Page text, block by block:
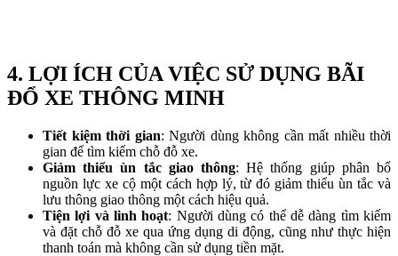
4. LỢI ÍCH CỦA VIỆC SỬ DỤNG BÃI
ĐỔ XE THÔNG MINH
Tiết kiệm thời gian: Người dùng không cần mất nhiều thời
gian để tìm kiếm chỗ đỗ xe.
Giảm thiểu ùn tắc giao thông: Hệ thống giúp phân bổ
nguồn lực xe cộ một cách hợp lý, từ đó giảm thiểu ùn tắc và
lưu thông giao thông một cách hiệu quả.
Tiện lợi và linh hoạt: Người dùng có thể dễ dàng tìm kiếm
và đặt chỗ đỗ xe qua ứng dụng di động, cũng như thực hiện
thanh toán mà không cần sử dụng tiền mặt.